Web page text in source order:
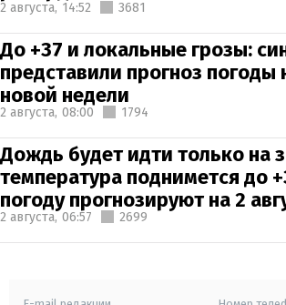
2 августа, 14:52 3681
До +37 и локальные грозы:
представили прогноз погоды
новой недели
2 августа, 08:00 1794
Дождь будет идти только на
температура поднимется до
погоду прогнозируют на 2
2 августа, 06:57 2699